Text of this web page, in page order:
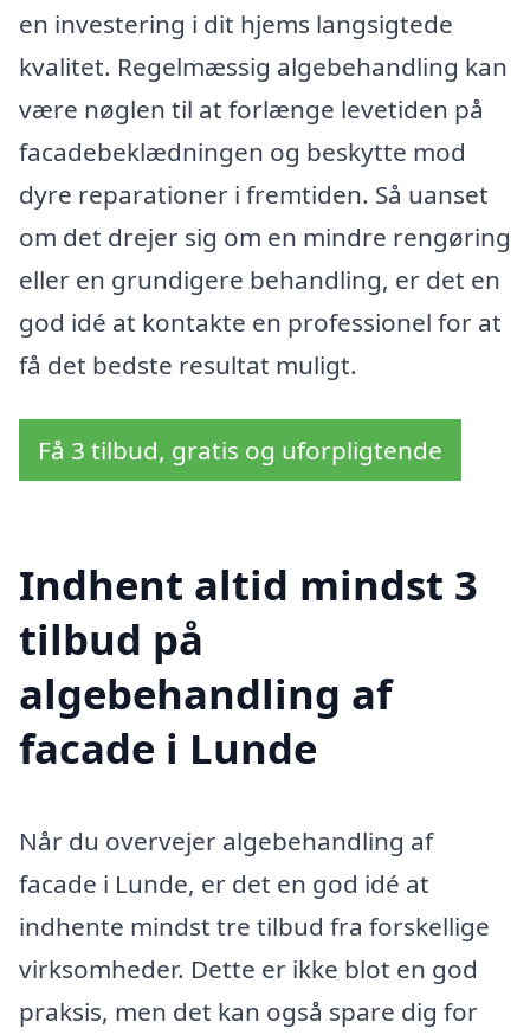
en investering i dit hjems langsigtede
kvalitet. Regelmæssig algebehandling kan
være nøglen til at forlænge levetiden på
facadebeklædningen og beskytte mod
dyre reparationer i fremtiden. Så uanset
om det drejer sig om en mindre rengøring
eller en grundigere behandling, er det en
god idé at kontakte en professionel for at
få det bedste resultat muligt.
Få 3 tilbud, gratis og uforpligtende
Indhent altid mindst 3
tilbud på
algebehandling af
facade i Lunde
Når du overvejer algebehandling af
facade i Lunde, er det en god idé at
indhente mindst tre tilbud fra forskellige
virksomheder. Dette er ikke blot en god
praksis, men det kan også spare dig for